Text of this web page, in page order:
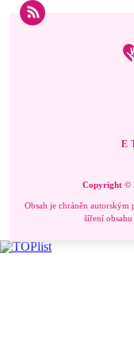
Copyright ©
Obsah je chráněn
šíření obsahu